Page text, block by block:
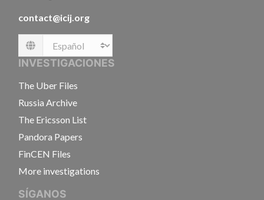
contact@icij.org
Language
INVESTIGACIONES
The Uber Files
Russia Archive
The Ericsson List
Pandora Papers
FinCEN Files
More investigations
SÍGANOS